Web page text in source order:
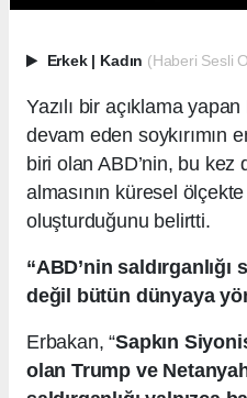
Erkek | Kadın (Haberi Sesli
Yazılı bir açıklama
devam eden soykırımın
biri olan ABD’nin, bu kez
almasının küresel
oluşturduğunu belirtti.
“ABD’nin saldırganlığı
değil bütün dünyaya
Erbakan, “Sapkın
olan Trump ve